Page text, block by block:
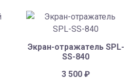
Экран-отражатель SPL-
SS-840
3 500₽